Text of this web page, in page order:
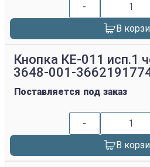
-
В
Кнопка КЕ-011 исп.1
3648-001-
Поставляется под заказ
-
В